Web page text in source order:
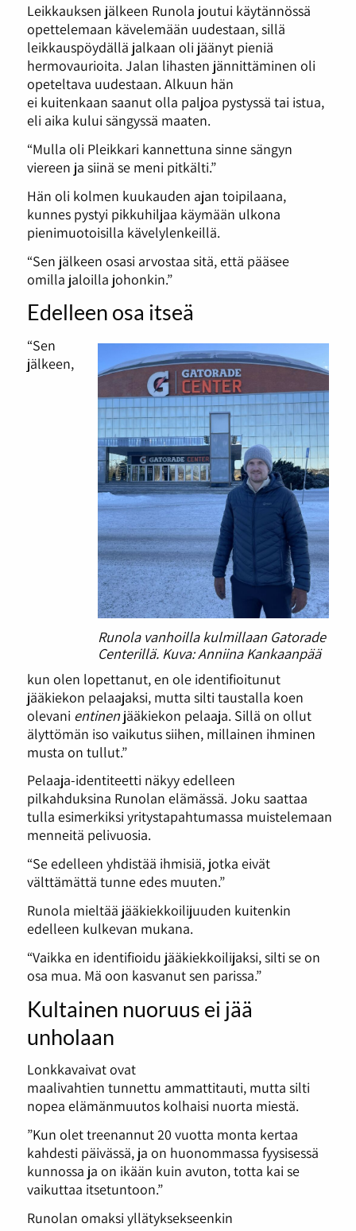
Leikkauksen jälkeen Runola joutui käytännössä
opettelemaan kävelemään uudestaan, sillä
leikkauspöydällä jalkaan oli jäänyt pieniä
hermovaurioita. Jalan lihasten jännittäminen oli
opeteltava uudestaan. Alkuun hän
ei kuitenkaan saanut olla paljoa pystyssä tai istua,
eli aika kului sängyssä maaten.
“Mulla oli Pleikkari kannettuna sinne sängyn
viereen ja siinä se meni pitkälti.”
Hän oli kolmen kuukauden ajan toipilaana,
kunnes pystyi pikkuhiljaa käymään ulkona
pienimuotoisilla kävelylenkeillä.
“Sen jälkeen osasi arvostaa sitä, että pääsee
omilla jaloilla johonkin.”
Edelleen osa itseä
Runola vanhoilla kulmillaan Gatorade
Centerillä. Kuva: Anniina Kankaanpää
“Sen
jälkeen,
kun olen lopettanut, en ole identifioitunut
jääkiekon pelaajaksi, mutta silti taustalla koen
olevani entinenjääkiekon pelaaja. Sillä on ollut
älyttömän iso vaikutus siihen, millainen ihminen
musta on tullut.”
Pelaaja-identiteetti näkyy edelleen
pilkahduksina Runolan elämässä. Joku saattaa
tulla esimerkiksi yritystapahtumassa muistelemaan
menneitä pelivuosia.
“Se edelleen yhdistää ihmisiä, jotka eivät
välttämättä tunne edes muuten.”
Runola mieltää jääkiekkoilijuuden kuitenkin
edelleen kulkevan mukana.
“Vaikka en identifioidu jääkiekkoilijaksi, silti se on
osa mua. Mä oon kasvanut sen parissa.”
Kultainen nuoruus ei jää
unholaan
Lonkkavaivat ovat
maalivahtien tunnettu ammattitauti, mutta silti
nopea elämänmuutos kolhaisi nuorta miestä.
”Kun olet treenannut 20 vuotta monta kertaa
kahdesti päivässä, ja on huonommassa fyysisessä
kunnossa ja on ikään kuin avuton, totta kai se
vaikuttaa itsetuntoon.”
Runolan omaksi yllätyksekseenkin